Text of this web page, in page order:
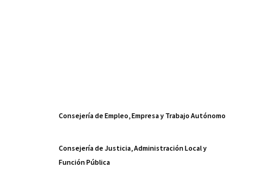
Consejería de Empleo, Empresa y Trabajo Autónomo
Consejería de Justicia, Administración Local y
Función Pública